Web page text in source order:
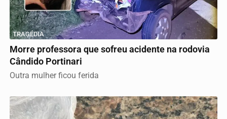
TRAGÉDIA
Morre professora que sofreu acidente na rodovia
Cândido Portinari
Outra mulher ficou ferida